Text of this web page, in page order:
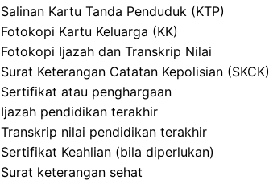
Salinan Kartu Tanda Penduduk (KTP)
Fotokopi Kartu Keluarga (KK)
Fotokopi Ijazah dan Transkrip Nilai
Surat Keterangan Catatan Kepolisian (SKCK)
Sertifikat atau penghargaan
Ijazah pendidikan terakhir
Transkrip nilai pendidikan terakhir
Sertifikat Keahlian (bila diperlukan)
Surat keterangan sehat